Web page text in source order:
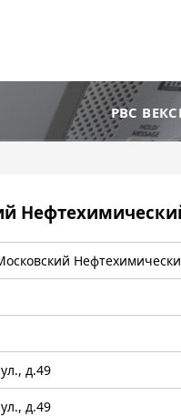
РВС
д.49
д.49